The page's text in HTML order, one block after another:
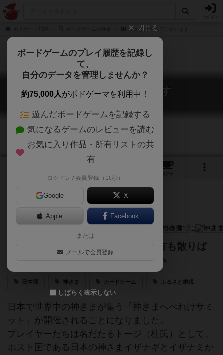
神さま日本酒でございます
神さま日本酒でございます
Kamisama nihonshu de gozaimasu
カフェ
日本酒の種類やトリビア、楽しみ方も散りば
めた、ちょっと大人なカードゲーム
日本酒 神さま カードゲーム ふるさと納税
日本で世界中の神さまが集う「神さまへべれけサミ
ット」が開催されることになりました。
プレイヤーたちは名だたるトージ（杜氏）として、
ホスト国である日本の神さまイザナギとイザナミか
閉じる
ボードゲームのプレイ履歴を記録し
て、
自分のデータを管理しませんか？
約75,000人がボドゲーマを利用中！
遊んだボードゲームを記録する
気になるゲームのレビューを読む
お気に入り作品・所有リストの共
有
ログイン / 会員登録（10秒）
Google X
Apple Facebook
または
メールで会員登録
しばらく表示しない